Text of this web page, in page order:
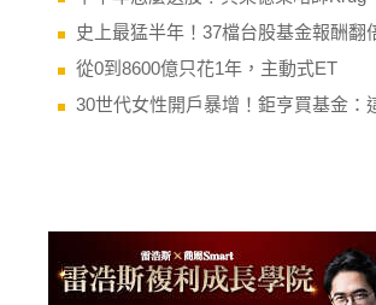
下半年怎麼選股？貝萊德策略師Krug
史上最猛半年！37檔台股基金報酬翻倍
從0到8600億只花1年，主動式ET